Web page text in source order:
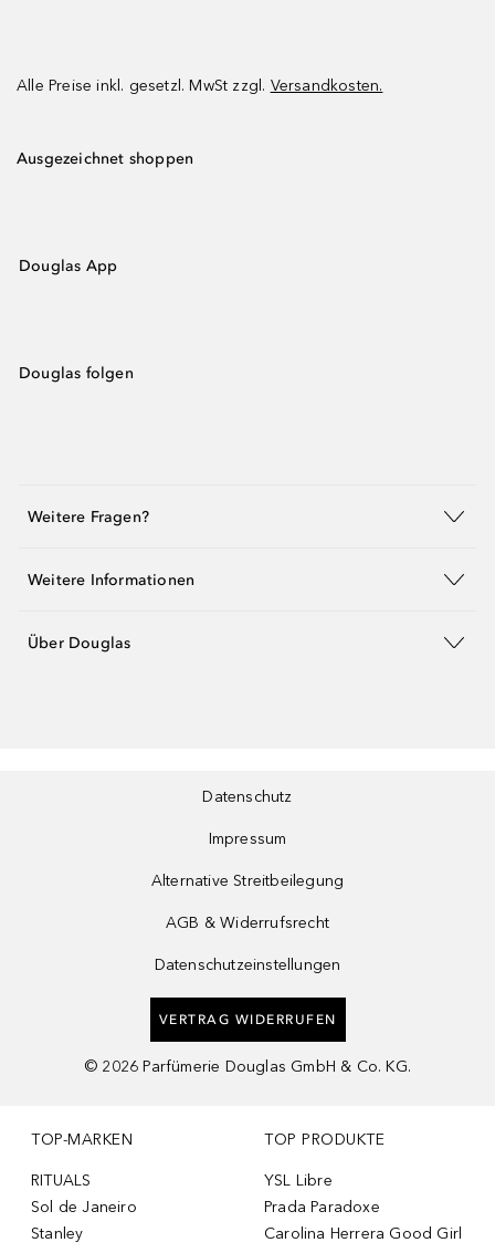
Alle Preise inkl. gesetzl. MwSt zzgl. Versandkosten.
Ausgezeichnet shoppen
Douglas App
Douglas folgen
Weitere Fragen?
Weitere Informationen
Über Douglas
Datenschutz
Impressum
Alternative Streitbeilegung
AGB & Widerrufsrecht
Datenschutzeinstellungen
VERTRAG WIDERRUFEN
© 2026 Parfümerie Douglas GmbH & Co. KG.
TOP-MARKEN
RITUALS
Sol de Janeiro
Stanley
TOP PRODUKTE
YSL Libre
Prada Paradoxe
Carolina Herrera Good Girl